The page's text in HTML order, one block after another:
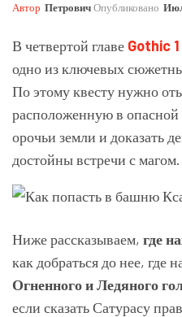
Автор ПетровичОпубликовано
В четвертой главе Gothic
одно из ключевых
По этому квесту нужно
расположенную в опасной
орочьи земли и доказать
достойны встречи с магом.
Ниже рассказываем, где
как добраться до нее, где
Огненного и Ледяного
если сказать Сатурасу